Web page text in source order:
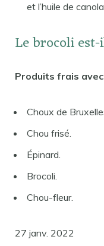
et l’huile de
Le brocoli
Produits frais
Choux de
Chou frisé.
Épinard.
Brocoli.
Chou-fleur.
27 janv. 2022